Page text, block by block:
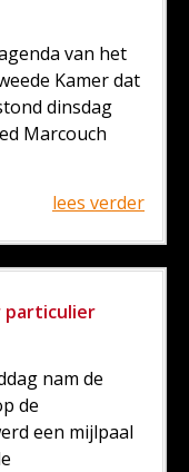
van het
Kamer dat
dinsdag
Marcouch
lees verder
particulier
nam de
de
een mijlpaal